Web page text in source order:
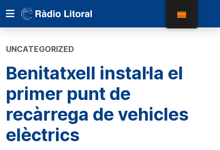
UNCATEGORIZED
Benitatxell instal·la el
primer punt de
recàrrega de vehicles
elèctrics